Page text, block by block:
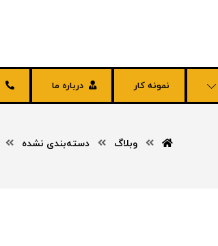
نمونه کار درباره ما
وبلاگ دسته‌بندی نشده